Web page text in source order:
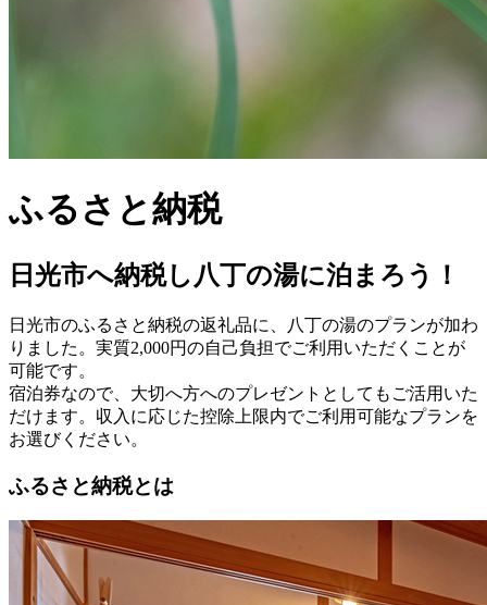
ふるさと納税
日光市へ納税し八丁の湯に泊まろう！
日光市のふるさと納税の返礼品に、八丁の湯のプランが加わ
りました。実質2,000円の自己負担でご利用いただくことが
可能です。
宿泊券なので、大切へ方へのプレゼントとしてもご活用いた
だけます。収入に応じた控除上限内でご利用可能なプランを
お選びください。
ふるさと納税とは